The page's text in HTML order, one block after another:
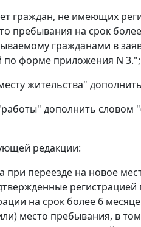
граждан, не имеющих
пребывания на срок
гражданами в
по форме приложения N 3.";
жительства"
дополнить
редакции:
при переезде на новое
на срок более 6
место пребывания, в